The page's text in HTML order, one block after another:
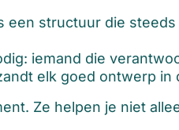
een structuur die
iemand die
elk goed ontwerp in
Ze helpen je niet